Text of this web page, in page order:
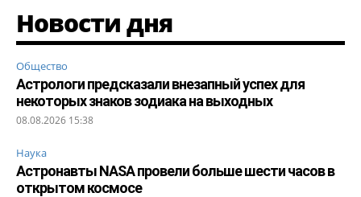
Новости дня
Общество
Астрологи предсказали внезапный успех для
некоторых знаков зодиака на выходных
08.08.2026 15:38
Наука
Астронавты NASA провели больше шести часов в
открытом космосе